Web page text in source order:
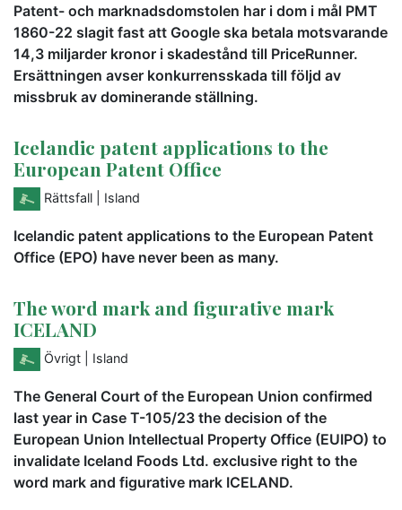
Patent- och marknadsdomstolen har i dom i mål PMT
1860-22 slagit fast att Google ska betala motsvarande
14,3 miljarder kronor i skadestånd till PriceRunner.
Ersättningen avser konkurrensskada till följd av
missbruk av dominerande ställning.
Icelandic patent applications to the
European Patent Office
Rättsfall | Island
Icelandic patent applications to the European Patent
Office (EPO) have never been as many.
The word mark and figurative mark
ICELAND
Övrigt | Island
The General Court of the European Union confirmed
last year in Case T-105/23 the decision of the
European Union Intellectual Property Office (EUIPO) to
invalidate Iceland Foods Ltd. exclusive right to the
word mark and figurative mark ICELAND.